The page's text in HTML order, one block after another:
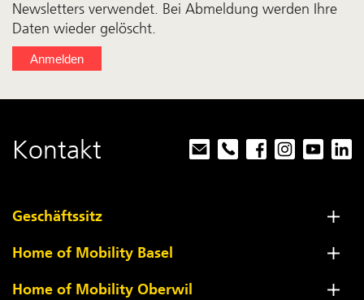
Newsletters verwendet. Bei Abmeldung werden Ihre
Daten wieder gelöscht.
Kontakt
Geschäftssitz
Home of Mobility Basel
Home of Mobility Oberwil